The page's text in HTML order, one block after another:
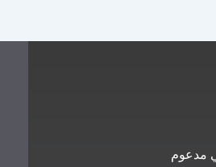
مدعوم